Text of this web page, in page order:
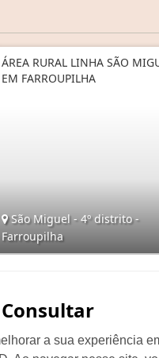
a sua experiência
ÁREA RURAL LINHA SÃO
EM FARROUPILHA
São Miguel - 4º distrito -
Farroupilha
Consultar